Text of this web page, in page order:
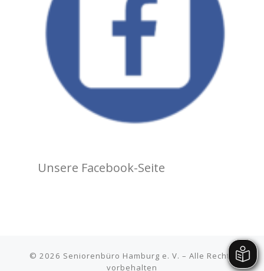
Unsere Facebook-Seite
© 2026 Seniorenbüro Hamburg e. V. – Alle Rechte
vorbehalten